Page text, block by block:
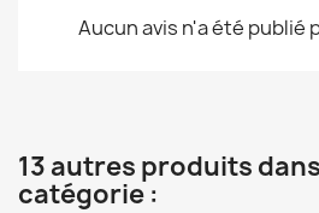
Aucun avis n'a été publié
13 autres produits
catégorie :